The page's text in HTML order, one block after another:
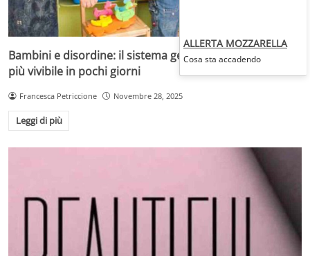
Bambini e disordine: il sistema geniale che rende la casa
più vivibile in pochi giorni
Francesca Petriccione Novembre 28, 2025
Leggi di più
ALLERTA MOZZARELLA
Cosa sta accadendo